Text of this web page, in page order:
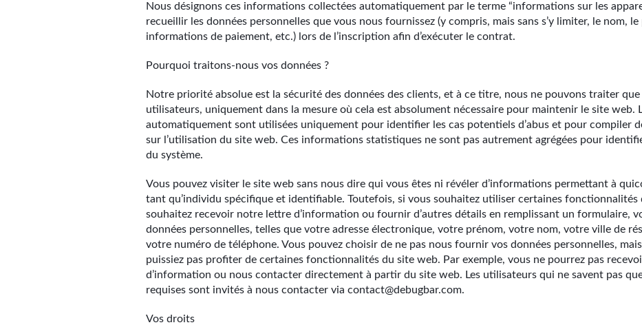
Nous désignons ces informations collectées automatiquement par le terme “informations sur les
recueillir les données personnelles que vous nous fournissez (y compris, mais sans s’y limiter, le nom, le
informations de paiement, etc.) lors de l’inscription afin d’exécuter le contrat.
Pourquoi traitons-nous vos données ?
Notre priorité absolue est la sécurité des données des clients, et à ce titre, nous ne pouvons traiter que
utilisateurs, uniquement dans la mesure où cela est absolument nécessaire pour maintenir le site web.
automatiquement sont utilisées uniquement pour identifier les cas potentiels d’abus et pour compiler
sur l’utilisation du site web. Ces informations statistiques ne sont pas autrement agrégées pour
du système.
Vous pouvez visiter le site web sans nous dire qui vous êtes ni révéler d’informations permettant à
tant qu’individu spécifique et identifiable. Toutefois, si vous souhaitez utiliser certaines fonctionnalités
souhaitez recevoir notre lettre d’information ou fournir d’autres détails en remplissant un formulaire,
données personnelles, telles que votre adresse électronique, votre prénom, votre nom, votre ville de
votre numéro de téléphone. Vous pouvez choisir de ne pas nous fournir vos données personnelles,
puissiez pas profiter de certaines fonctionnalités du site web. Par exemple, vous ne pourrez pas
d’information ou nous contacter directement à partir du site web. Les utilisateurs qui ne savent pas
requises sont invités à nous contacter via contact@debugbar.com.
Vos droits